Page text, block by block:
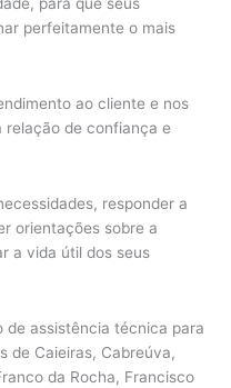
para que seus
perfeitamente o mais
ao cliente e nos
relação de confiança e
responder a
orientações sobre a
a vida útil dos seus
de assistência técnica para
de Caieiras, Cabreúva,
da Rocha, Francisco